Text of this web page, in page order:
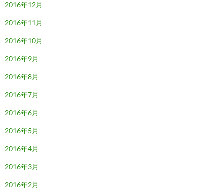
2016年12月
2016年11月
2016年10月
2016年9月
2016年8月
2016年7月
2016年6月
2016年5月
2016年4月
2016年3月
2016年2月